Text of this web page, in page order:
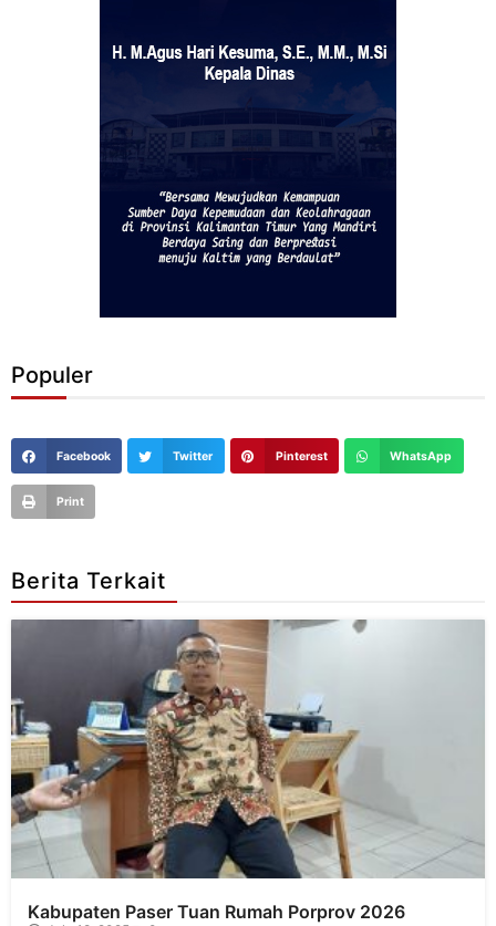
Populer
Facebook Twitter Pinterest WhatsApp
Print
Berita Terkait
Kabupaten Paser Tuan Rumah Porprov 2026